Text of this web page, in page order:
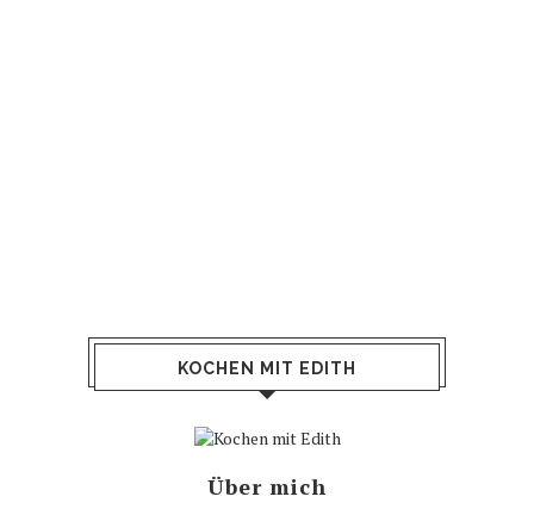
KOCHEN MIT EDITH
Über mich